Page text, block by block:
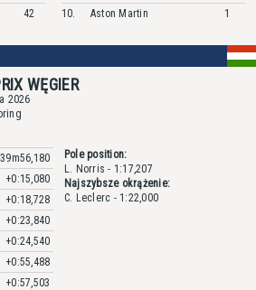
42
10.
Aston Martin 1
WĘGIER
2026
+0:15,080
+0:18,728
+0:23,840
+0:24,540
+0:55,488
+0:57,503
Pole position:
L. Norris - 1:17,207
Najszybsze okrążenie:
C. Leclerc - 1:22,000